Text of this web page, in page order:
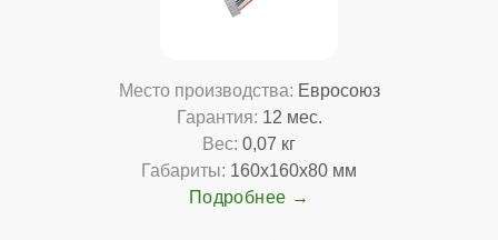
Место производства: Евросоюз
Гарантия: 12 мес.
Вес: 0,07 кг
Габариты: 160x160x80 мм
Подробнее